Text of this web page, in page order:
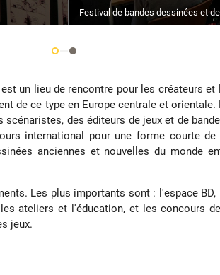
Festival de bandes dessinées et
un lieu de rencontre pour les créateurs
de ce type en Europe centrale et
des éditeurs de jeux et de
international pour une forme courte
anciennes et nouvelles du monde
Les plus importants sont : l'espace
ateliers et l'éducation, et les concours
jeux.